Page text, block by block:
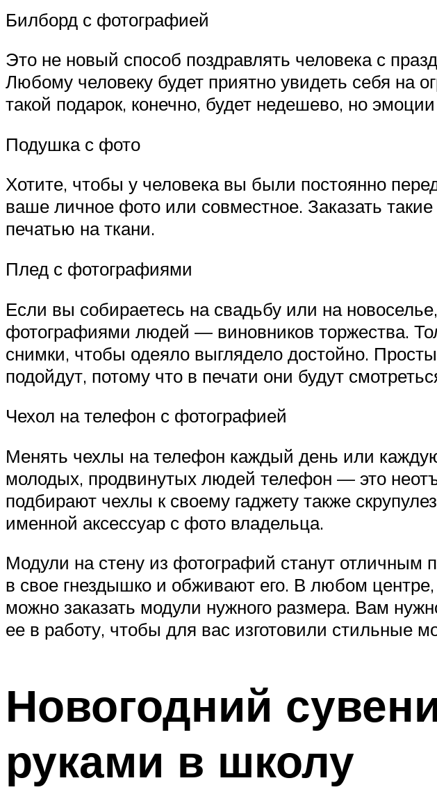
Билборд с фотографией
Это не новый способ поздравлять человека с
Любому человеку будет приятно увидеть себя на
такой подарок, конечно, будет недешево, но
Подушка с фото
Хотите, чтобы у человека вы были постоянно
ваше личное фото или совместное. Заказать
печатью на ткани.
Плед с фотографиями
Если вы собираетесь на свадьбу или на
фотографиями людей — виновников торжества.
снимки, чтобы одеяло выглядело достойно.
подойдут, потому что в печати они будут
Чехол на телефон с фотографией
Менять чехлы на телефон каждый день или
молодых, продвинутых людей телефон — это
подбирают чехлы к своему гаджету также
именной аксессуар с фото владельца.
Модули на стену из фотографий станут отличным
в свое гнездышко и обживают его. В любом
можно заказать модули нужного размера. Вам
ее в работу, чтобы для вас изготовили стильные
Новогодний
руками в школу